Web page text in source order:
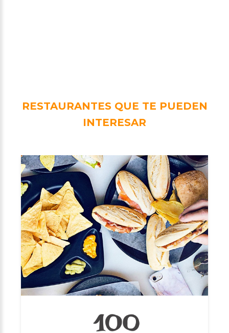
RESTAURANTES QUE TE PUEDEN
INTERESAR